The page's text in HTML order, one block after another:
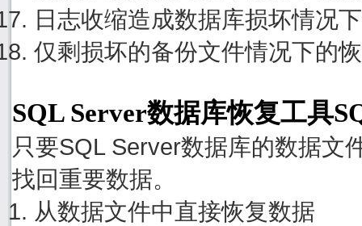
日志收缩造成数据库损坏情况
仅剩损坏的备份文件情况下的
SQL Server数据库恢复工具
只要SQL Server数据库的数据文
找回重要数据。
从数据文件中直接恢复数据